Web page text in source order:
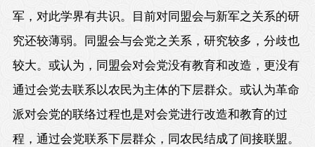
军，对此学界有共识。目前对同盟会与新军之关系的研
究还较薄弱。同盟会与会党之关系，研究较多，分歧也
较大。或认为，同盟会对会党没有教育和改造，更没有
通过会党去联系以农民为主体的下层群众。或认为革命
派对会党的联络过程也是对会党进行改造和教育的过
程，通过会党联系下层群众，同农民结成了间接联盟。